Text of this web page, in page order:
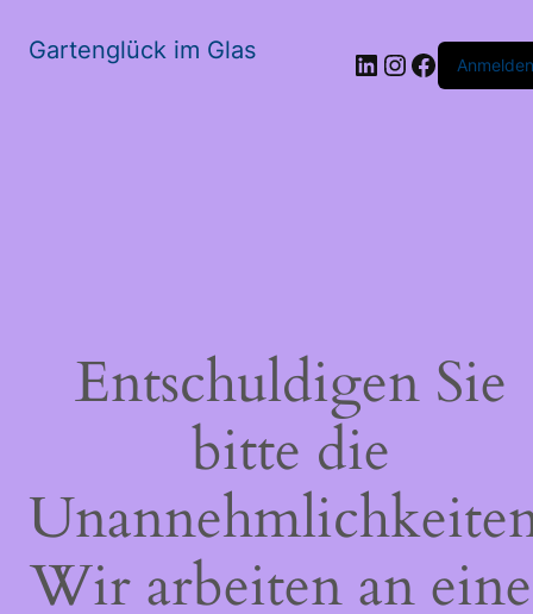
Gartenglück im Glas LinkedIn
Instagram
Anmelden
Entschuldigen Sie
bitte die
Wir arbeiten an